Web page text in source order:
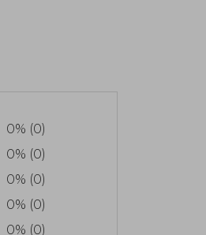
0% (0)
0% (0)
0% (0)
0% (0)
0% (0)